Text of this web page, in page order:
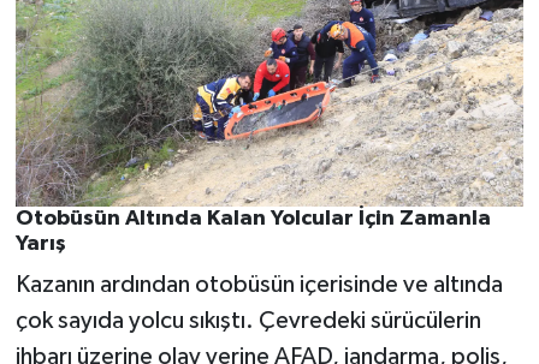
Otobüsün Altında Kalan Yolcular İçin Zamanla
Yarış
Kazanın ardından otobüsün içerisinde ve altında
çok sayıda yolcu sıkıştı. Çevredeki sürücülerin
ihbarı üzerine olay yerine AFAD, jandarma, polis,